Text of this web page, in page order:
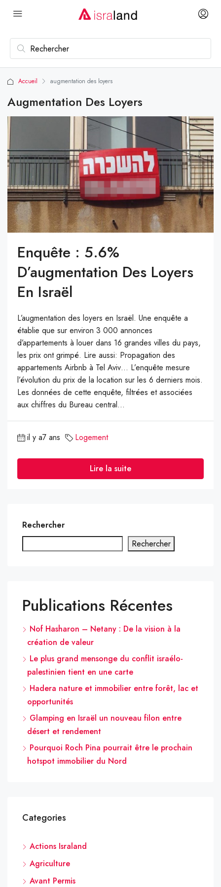
Accueil augmentation des loyers
Augmentation Des Loyers
Enquête : 5.6%
D’augmentation Des Loyers
En Israël
L’augmentation des loyers en Israël. Une enquête a
établie que sur environ 3 000 annonces
d’appartements à louer dans 16 grandes villes du pays,
les prix ont grimpé. Lire aussi: Propagation des
appartements Airbnb à Tel Aviv… L’enquête mesure
l’évolution du prix de la location sur les 6 derniers mois.
Les données de cette enquête, filtrées et associées
aux chiffres du Bureau central...
il y a7 ans Logement
Lire la suite
Rechercher
Rechercher
Publications Récentes
Nof Hasharon – Netany : De la vision à la
création de valeur
Le plus grand mensonge du conflit israélo-
palestinien tient en une carte
Hadera nature et immobilier entre forêt, lac et
opportunités
Glamping en Israël un nouveau filon entre
désert et rendement
Pourquoi Roch Pina pourrait être le prochain
hotspot immobilier du Nord
Categories
Actions Israland
Agriculture
Avant Permis